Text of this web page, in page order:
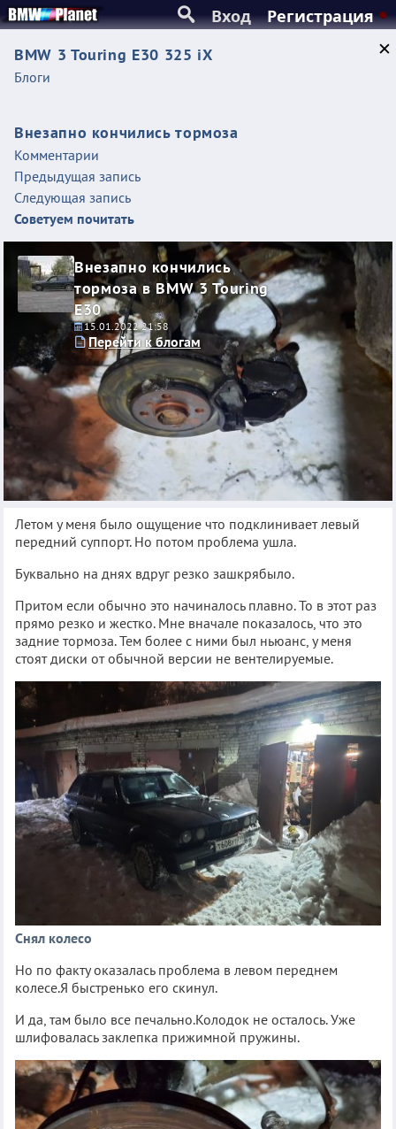
Вход Регистрация
BMW 3 Touring E30 325 iX
Блоги
Внезапно кончились тормоза
Комментарии
Предыдущая запись
Следующая запись
Советуем почитать
Внезапно кончились
тормоза в BMW 3 Touring
E30
15.01.2022 21:58
Перейти к блогам
Летом у меня было ощущение что подклинивает левый
передний суппорт. Но потом проблема ушла.
Буквально на днях вдруг резко зашкрябыло.
Притом если обычно это начиналось плавно. То в этот раз
прямо резко и жестко. Мне вначале показалось, что это
задние тормоза. Тем более с ними был ньюанс, у меня
стоят диски от обычной версии не вентелируемые.
Снял колесо
Но по факту оказалась проблема в левом переднем
колесе.Я быстренько его скинул.
И да, там было все печально.Колодок не осталось. Уже
шлифовалась заклепка прижимной пружины.